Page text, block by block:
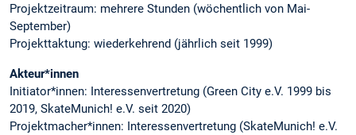
Projektzeitraum: mehrere Stunden (wöchentlich von Mai-
September)
Projekttaktung: wiederkehrend (jährlich seit 1999)
Akteur*innen
Initiator*innen: Interessenvertretung (Green City e.V. 1999 bis
2019, SkateMunich! e.V. seit 2020)
Projektmacher*innen: Interessenvertretung (SkateMunich! e.V.